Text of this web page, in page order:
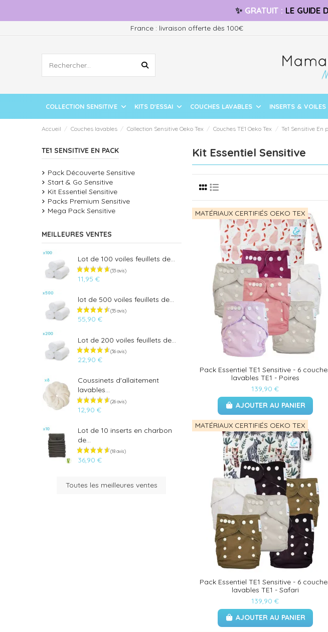
✨ GRATUIT : LE GUIDE
France : livraison offerte dès 100€
COLLECTION SENSITIVE KITS D'ESSAI COUCHES LAVABLES INSERTS & VOILES
Accueil Couches lavables Collection Sensitive Oeko Tex Couches TE1 Oeko Tex Te1 Sensitive En
Kit Essentiel Sensitive
MATÉRIAUX CERTIFIÉS OEKO TEX
Pack Essentiel TE1 Sensitive - 6
lavables TE1 - Poires
139,90 €
AJOUTER AU PANIER
MATÉRIAUX CERTIFIÉS OEKO TEX
Pack Essentiel TE1 Sensitive - 6
lavables TE1 - Safari
139,90 €
AJOUTER AU PANIER
TE1 SENSITIVE EN PACK
Pack Découverte Sensitive
Start & Go Sensitive
Kit Essentiel Sensitive
Packs Premium Sensitive
Mega Pack Sensitive
MEILLEURES VENTES
Lot de 100 voiles feuillets de...
11,95 €
lot de 500 voiles feuillets de...
55,90 €
Lot de 200 voiles feuillets de...
22,90 €
Coussinets d'allaitement
lavables...
12,90 €
Lot de 10 inserts en charbon
de...
36,90 €
Toutes les meilleures ventes